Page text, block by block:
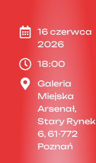
16 czerwca
2026
18:00
Galeria
Miejska
Arsenał,
Stary Rynek
6, 61-772
Poznań